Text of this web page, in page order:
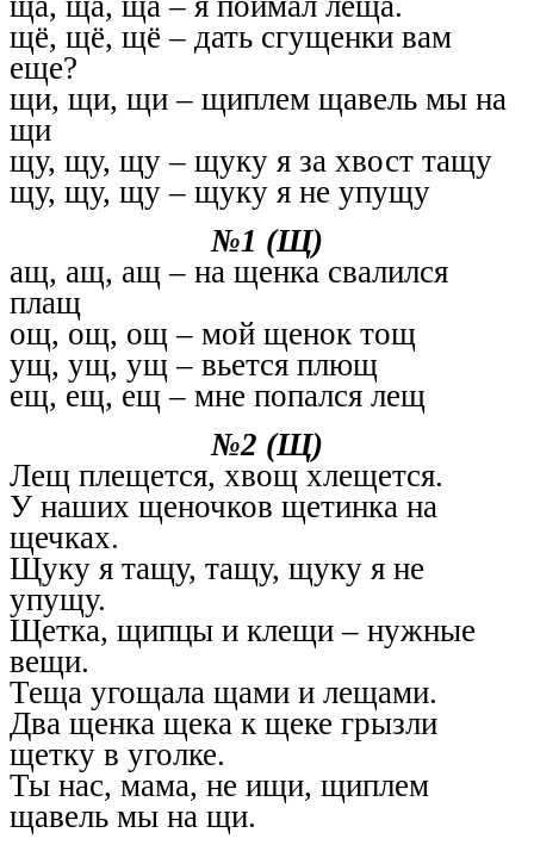
щё, щё, щё – дать сгущенки вам
еще?
щи, щи, щи – щиплем щавель мы на
щи
щу, щу, щу – щуку я за хвост тащу
щу, щу, щу – щуку я не упущу
№1 (Щ)
ащ, ащ, ащ – на щенка свалился
плащ
ощ, ощ, ощ – мой щенок тощ
ущ, ущ, ущ – вьется плющ
ещ, ещ, ещ – мне попался лещ
№2 (Щ)
Лещ плещется, хвощ хлещется.
У наших щеночков щетинка на
щечках.
Щуку я тащу, тащу, щуку я не
упущу.
Щетка, щипцы и клещи – нужные
вещи.
Теща угощала щами и лещами.
Два щенка щека к щеке грызли
щетку в уголке.
Ты нас, мама, не ищи, щиплем
щавель мы на щи.